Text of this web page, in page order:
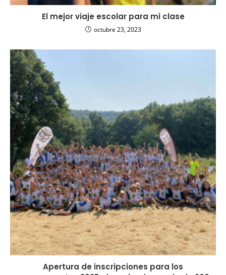
El mejor viaje escolar para mi clase
octubre 23, 2023
Apertura de inscripciones para los